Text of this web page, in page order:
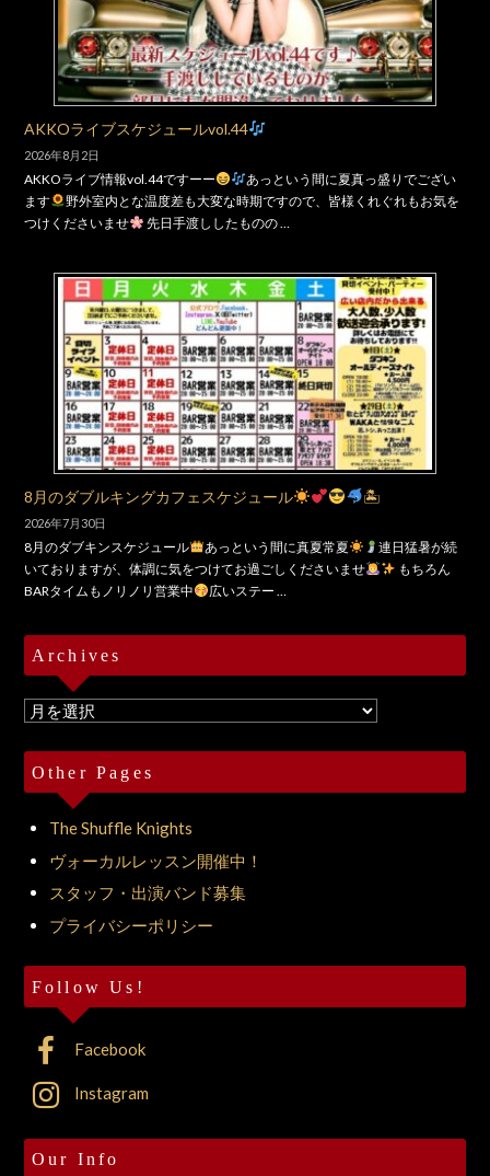
AKKOライブスケジュールvol.44
2026年8月2日
AKKOライブ情報vol.44ですーー
あっという間に夏真っ盛りでござい
ます
野外室内とな温度差も大変な時期ですので、皆様くれぐれもお気を
つけくださいませ
先日手渡ししたものの …
8月のダブルキングカフェスケジュール 🏝
2026年7月30日
8月のダブキンスケジュール あっという間に真夏常夏
連日猛暑が続
いておりますが、体調に気をつけてお過ごしくださいませ
もちろん
BARタイムもノリノリ営業中
広いステー …
Archives
Archives
Other Pages
The Shuffle Knights
ヴォーカルレッスン開催中！
スタッフ・出演バンド募集
プライバシーポリシー
Follow Us!
Facebook
Instagram
Our Info